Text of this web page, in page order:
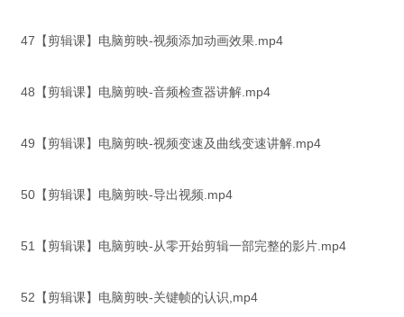
47【剪辑课】电脑剪映-视频添加动画效果.mp4
48【剪辑课】电脑剪映-音频检查器讲解.mp4
49【剪辑课】电脑剪映-视频变速及曲线变速讲解.mp4
50【剪辑课】电脑剪映-导出视频.mp4
51【剪辑课】电脑剪映-从零开始剪辑一部完整的影片.mp4
52【剪辑课】电脑剪映-关键帧的认识,mp4